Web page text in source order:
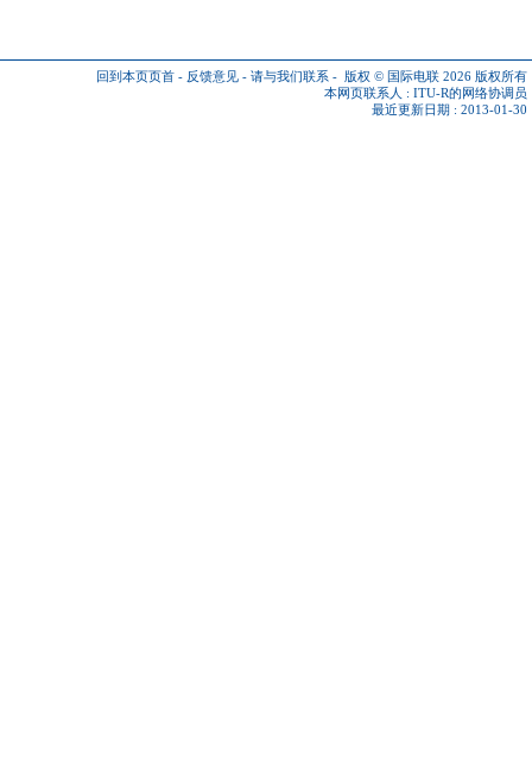
回到本页页首 - 反馈意见 - 请与我们联系 - 版权 © 国际电联 2026 版权所有
本网页联系人 : ITU-R的网络协调员
最近更新日期 : 2013-01-30